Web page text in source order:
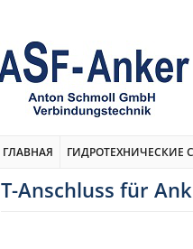
ГЛАВНАЯ ГИДРОТЕХНИЧЕСКИЕ
T-Anschluss für